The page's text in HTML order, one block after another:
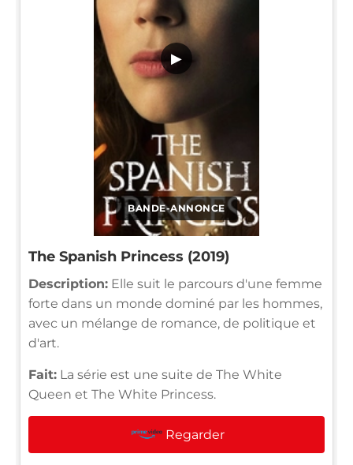
BANDE-ANNONCE
▶
The Spanish Princess (2019)
Description: Elle suit le parcours d'une femme
forte dans un monde dominé par les hommes,
avec un mélange de romance, de politique et
d'art.
Fait: La série est une suite de The White
Queen et The White Princess.
Regarder